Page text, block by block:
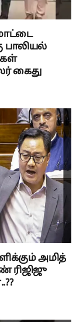
மொட்டை
பாலியல்
கைது
அமித்
ரிஜிஜு